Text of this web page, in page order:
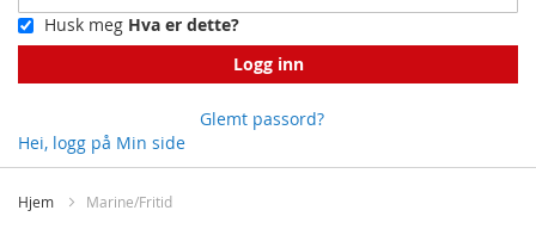
Husk meg Hva er dette?
Logg inn
Glemt passord?
Hei, logg på Min side
Skip
Content
Hjem Marine/Fritid